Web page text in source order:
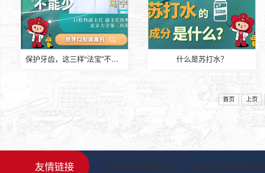
保护牙齿，这三样“法宝”不能少！ 什么是苏打水？
首页 上页
友情链接 国家卫生健康委员会 北京市卫生健康委员会